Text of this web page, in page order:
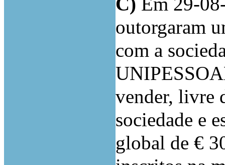
outorgaram
com a
vender, livre
sociedade e
global de €